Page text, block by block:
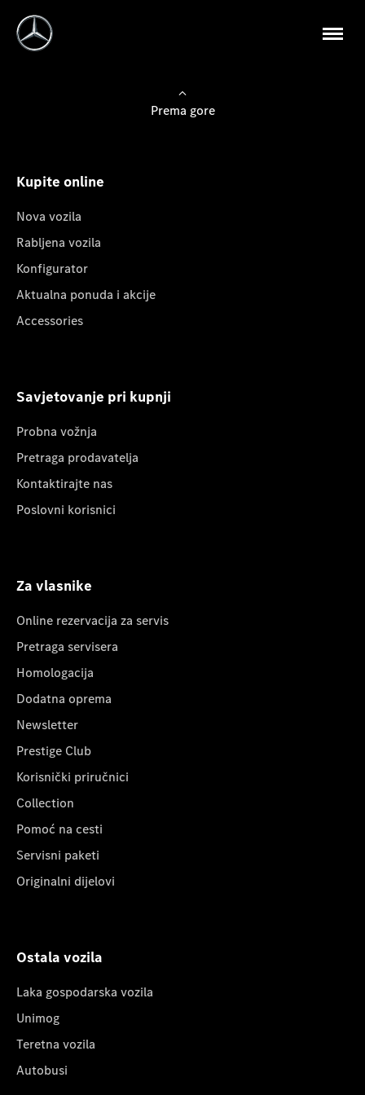
Prema gore
Kupite online
Nova vozila
Rabljena vozila
Konfigurator
Aktualna ponuda i akcije
Accessories
Savjetovanje pri kupnji
Probna vožnja
Pretraga prodavatelja
Kontaktirajte nas
Poslovni korisnici
Za vlasnike
Online rezervacija za servis
Pretraga servisera
Homologacija
Dodatna oprema
Newsletter
Prestige Club
Korisnički priručnici
Collection
Pomoć na cesti
Servisni paketi
Originalni dijelovi
Ostala vozila
Laka gospodarska vozila
Unimog
Teretna vozila
Autobusi